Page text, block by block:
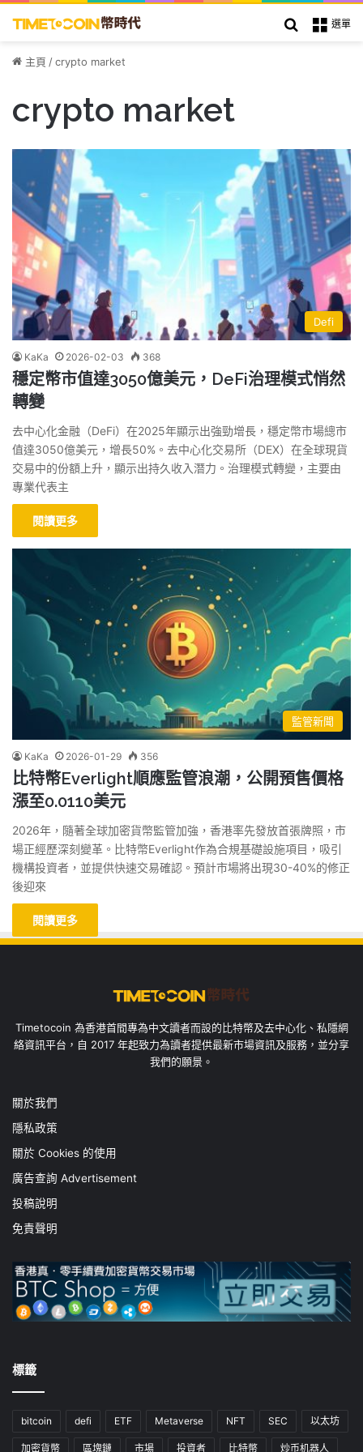
選單
搜索
主頁 /crypto market
crypto market
Defi
KaKa 2026-02-03 368
穩定幣市值達3050億美元，DeFi治理模式悄然
轉變
去中心化金融（DeFi）在2025年顯示出強勁增長，穩定幣市場總市
值達3050億美元，增長50%。去中心化交易所（DEX）在全球現貨
交易中的份額上升，顯示出持久收入潛力。治理模式轉變，主要由
專業代表主
閱讀更多
監管新聞
KaKa 2026-01-29 356
比特幣Everlight順應監管浪潮，公開預售價格
漲至0.0110美元
2026年，隨著全球加密貨幣監管加強，香港率先發放首張牌照，市
場正經歷深刻變革。比特幣Everlight作為合規基礎設施項目，吸引
機構投資者，並提供快速交易確認。預計市場將出現30-40%的修正
後迎來
閱讀更多
Timetocoin 為香港首間專為中文讀者而設的比特幣及去中心化、私隱網
絡資訊平台，自 2017 年起致力為讀者提供最新市場資訊及服務，並分享
我們的願景。
關於我們
隱私政策
關於 Cookies 的使用
廣告查詢 Advertisement
投稿說明
免責聲明
標籤
bitcoin defi ETF Metaverse NFT SEC 以太坊
加密貨幣 區塊鏈 市場 投資者 比特幣 炒币机器人